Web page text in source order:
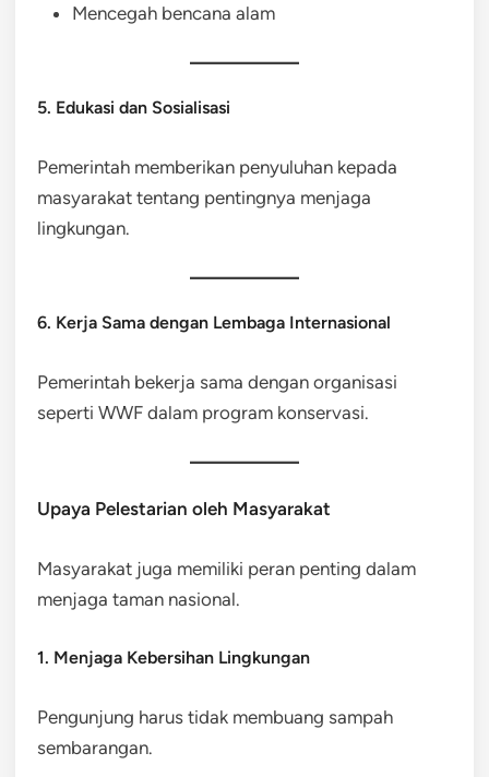
Mencegah bencana alam
5. Edukasi dan Sosialisasi
Pemerintah memberikan penyuluhan kepada
masyarakat tentang pentingnya menjaga
lingkungan.
6. Kerja Sama dengan Lembaga Internasional
Pemerintah bekerja sama dengan organisasi
seperti WWF dalam program konservasi.
Upaya Pelestarian oleh Masyarakat
Masyarakat juga memiliki peran penting dalam
menjaga taman nasional.
1. Menjaga Kebersihan Lingkungan
Pengunjung harus tidak membuang sampah
sembarangan.